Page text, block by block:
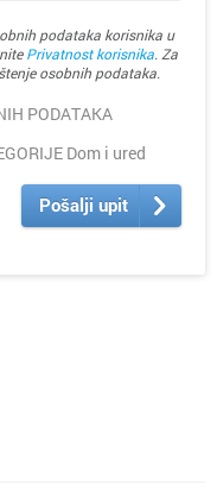
podataka korisnika u
Privatnost korisnika. Za
osobnih podataka.
PODATAKA
Dom i ured
Pošalji upit